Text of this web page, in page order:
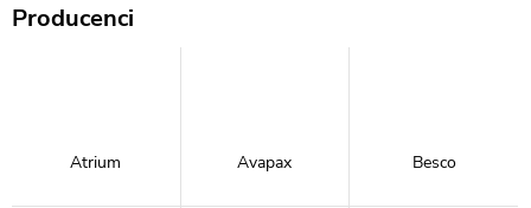
Producenci
Atrium Avapax Besco